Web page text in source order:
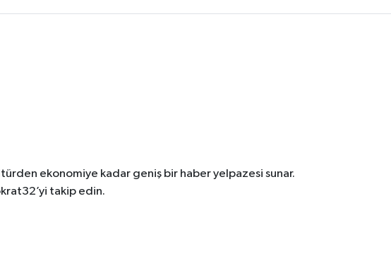
ekonomiye kadar geniş bir haber yelpazesi sunar.
takip edin.